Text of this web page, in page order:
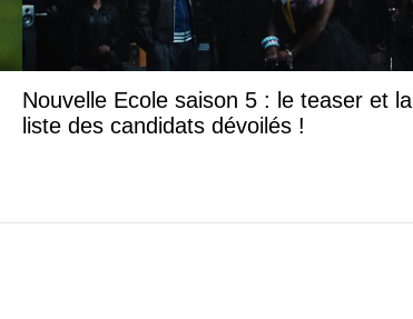
Nouvelle Ecole saison 5 : le teaser et la
liste des candidats dévoilés !